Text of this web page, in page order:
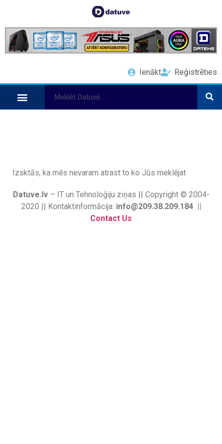
Ienākt Reģistrēties
Izsktās, ka mēs nevaram atrast to ko Jūs meklējat
Datuve.lv– IT un Tehnoloģiju ziņas || Copyright © 2004-
2020 || Kontaktinformācija: info@209.38.209.184 ||
Contact Us